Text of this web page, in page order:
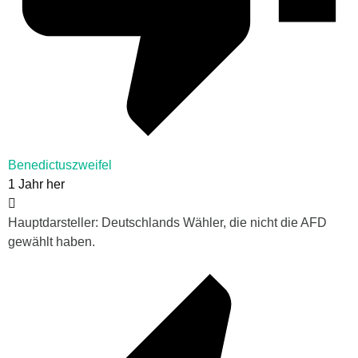
Benedictuszweifel
1 Jahr her
Hauptdarsteller: Deutschlands Wähler, die nicht die AFD
gewählt haben.